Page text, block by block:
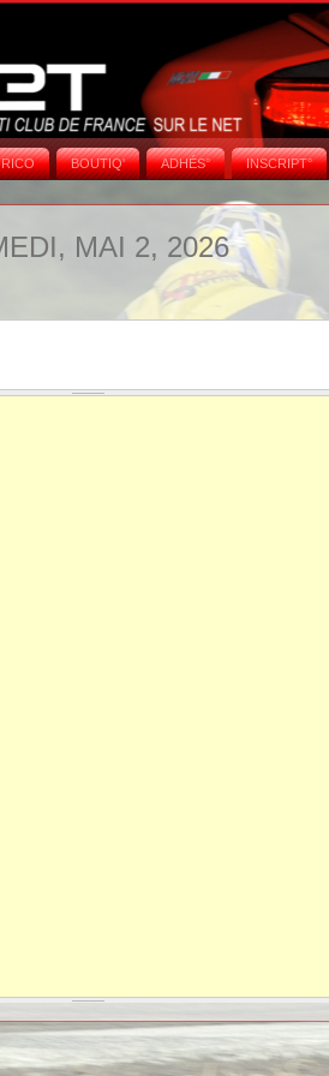
BOUTIQ' ADHÉS° INSCRIPT°
MAI 2, 2026